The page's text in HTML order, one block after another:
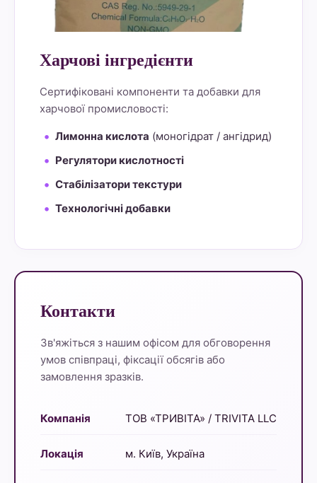
Харчові інгредієнти
Сертифіковані компоненти та добавки для
харчової промисловості:
Лимонна кислота (моногідрат / ангідрид)
Регулятори кислотності
Стабілізатори текстури
Технологічні добавки
Контакти
Зв'яжіться з нашим офісом для обговорення
умов співпраці, фіксації обсягів або
замовлення зразків.
Компанія ТОВ «ТРИВІТА» / TRIVITA LLC
Локація м. Київ, Україна